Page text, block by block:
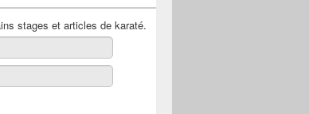
stages et articles de karaté.